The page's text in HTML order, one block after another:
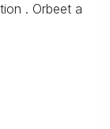
. Orbeet a